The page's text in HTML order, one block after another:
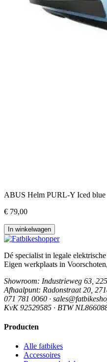
ABUS Helm PURL-Y Iced blue
€ 79,00
In winkelwagen
Dé specialist in legale
Eigen werkplaats in
Showroom: Industrieweg 63,
Afhaalpunt: Radonstraat 20,
071 781 0060 ·
KvK 92529585 · BTW
Producten
Alle fatbikes
Accessoires